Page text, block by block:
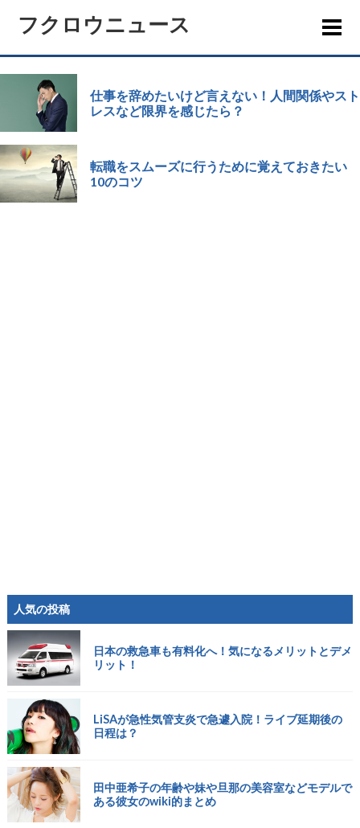
フクロウニュース
仕事を辞めたいけど言えない！人間関係やスト
レスなど限界を感じたら？
転職をスムーズに行うために覚えておきたい
10のコツ
人気の投稿
日本の救急車も有料化へ！気になるメリットとデメ
リット！
LiSAが急性気管支炎で急遽入院！ライブ延期後の
日程は？
田中亜希子の年齢や妹や旦那の美容室などモデルで
ある彼女のwiki的まとめ